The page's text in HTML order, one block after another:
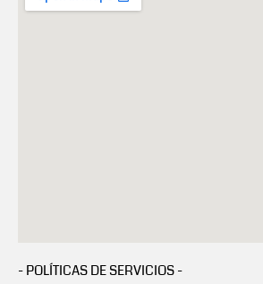
- POLÍTICAS DE SERVICIOS -